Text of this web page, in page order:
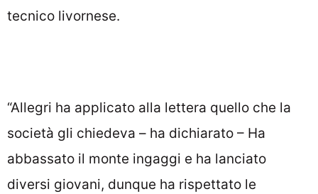
tecnico livornese.
“Allegri ha applicato alla lettera quello che la
società gli chiedeva – ha dichiarato – Ha
abbassato il monte ingaggi e ha lanciato
diversi giovani, dunque ha rispettato le